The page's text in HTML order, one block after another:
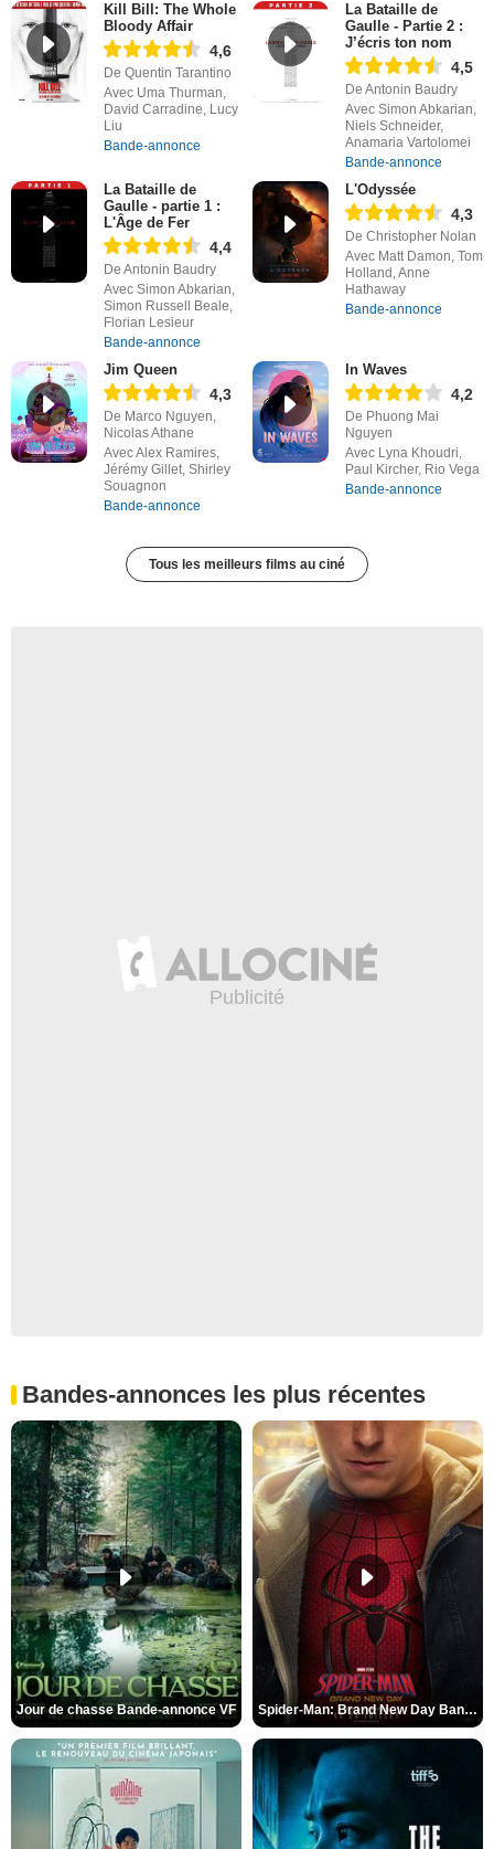
Kill Bill: The Whole
Bloody Affair
4,6
De Quentin Tarantino
Avec Uma Thurman,
David Carradine, Lucy
Liu
Bande-annonce
La Bataille de
Gaulle - Partie 2 :
J’écris ton nom
4,5
De Antonin Baudry
Avec Simon Abkarian,
Niels Schneider,
Anamaria Vartolomei
Bande-annonce
La Bataille de
Gaulle - partie 1 :
L'Âge de Fer
4,4
De Antonin Baudry
Avec Simon Abkarian,
Simon Russell Beale,
Florian Lesieur
Bande-annonce
L'Odyssée
4,3
De Christopher Nolan
Avec Matt Damon, Tom
Holland, Anne
Hathaway
Bande-annonce
Jim Queen
4,3
De Marco Nguyen,
Nicolas Athane
Avec Alex Ramires,
Jérémy Gillet, Shirley
Souagnon
Bande-annonce
In Waves
4,2
De Phuong Mai
Nguyen
Avec Lyna Khoudri,
Paul Kircher, Rio Vega
Bande-annonce
Tous les meilleurs films au ciné
Bandes-annonces les plus récentes
Jour de chasse Bande-annonce VF Spider-Man: Brand New Day Bande-annonce (3) VO STFR